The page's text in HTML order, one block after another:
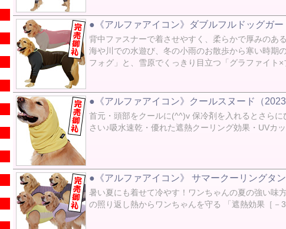
●《アルファアイコン》ダブルフルドッグガー
背中ファスナーで着させやすく、柔らかで厚みのあ
海や川での水遊び、冬の小雨のお散歩から寒い時期
フォグ」と、雪原でくっきり目立つ「グラファイト
●《アルファアイコン》クールスヌード（2023
首元・頭部をクールに(^^)v 保冷剤を入れるとさら
さい♪吸水速乾・優れた遮熱クーリング効果・UVカ
●《アルファアイコン》 サマークーリングタン
暑い夏にも着せて冷やす！ワンちゃんの夏の強い味
の照り返し熱からワンちゃんを守る 「遮熱効果［